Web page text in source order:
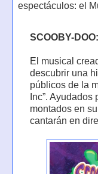
espectáculos: el
SCOOBY-
El musical
descubrir una
públicos de la
Inc”.
montados en
cantarán en